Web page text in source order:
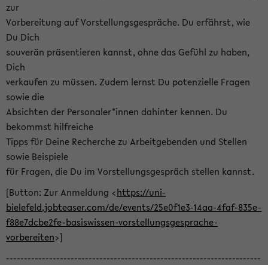
zur
Vorbereitung auf Vorstellungsgespräche. Du erfährst, wie
Du Dich
souverän präsentieren kannst, ohne das Gefühl zu haben,
Dich
verkaufen zu müssen. Zudem lernst Du potenzielle Fragen
sowie die
Absichten der Personaler*innen dahinter kennen. Du
bekommst hilfreiche
Tipps für Deine Recherche zu Arbeitgebenden und Stellen
sowie Beispiele
für Fragen, die Du im Vorstellungsgespräch stellen kannst.
[Button: Zur Anmeldung <https://uni-
bielefeld.jobteaser.com/de/events/25e0f1e3-14aa-4faf-835e-
f88e7dcbe2fe-basiswissen-vorstellungsgesprache-
vorbereiten>]
-----------------------------------------------------------------------